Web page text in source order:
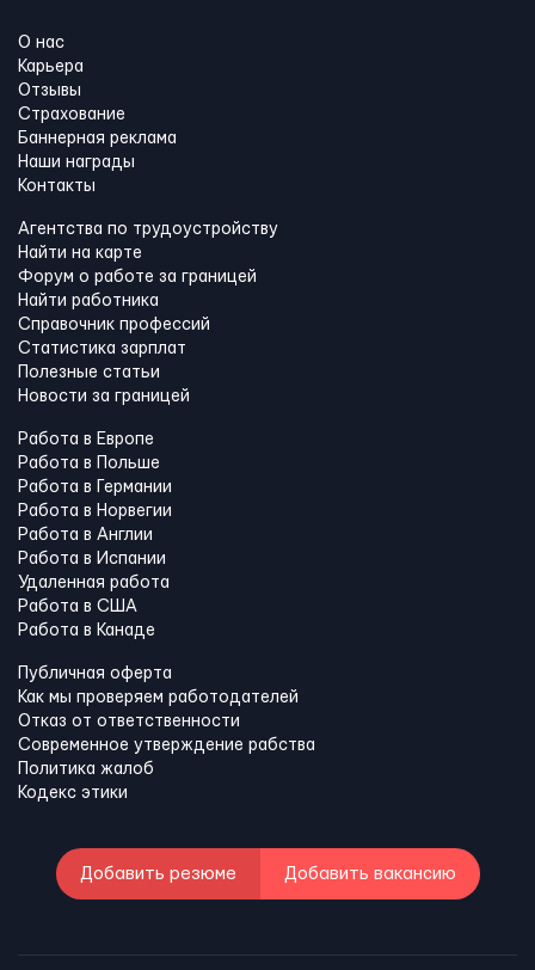
О нас
Карьера
Отзывы
Страхование
Баннерная реклама
Наши награды
Контакты
Агентства по трудоустройству
Найти на карте
Форум о работе за границей
Найти работника
Справочник профессий
Статистика зарплат
Полезные статьи
Новости за границей
Работа в Европе
Работа в Польше
Работа в Германии
Работа в Норвегии
Работа в Англии
Работа в Испании
Удаленная работа
Работа в США
Работа в Канадe
Публичная оферта
Как мы проверяем работодателей
Отказ от ответственности
Современное утверждение рабства
Политика жалоб
Кодекс этики
Добавить резюме Добавить вакансию